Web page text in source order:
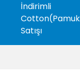
İndirimli
Satışı